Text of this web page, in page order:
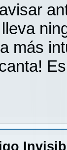
más